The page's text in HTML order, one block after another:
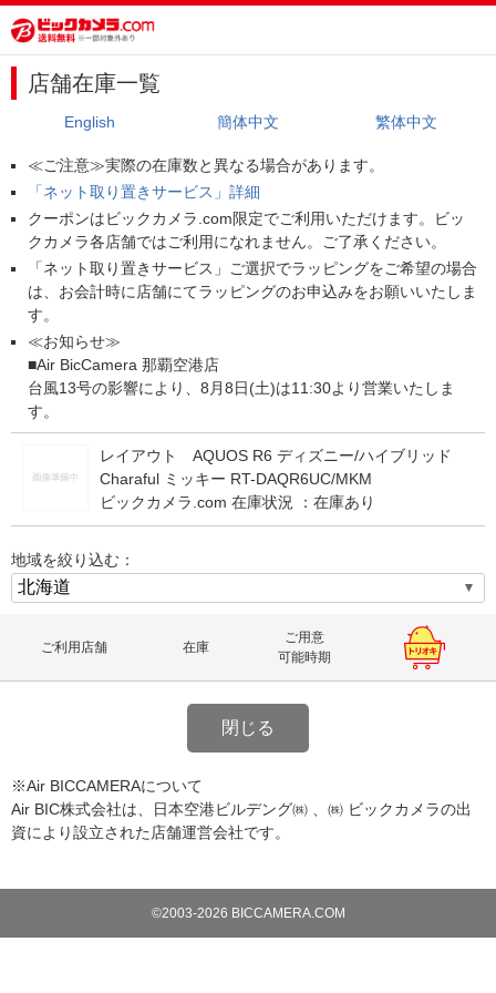
店舗在庫一覧
English 簡体中文 繁体中文
≪ご注意≫実際の在庫数と異なる場合があります。
「ネット取り置きサービス」詳細
クーポンはビックカメラ.com限定でご利用いただけます。ビッ
クカメラ各店舗ではご利用になれません。ご了承ください。
「ネット取り置きサービス」ご選択でラッピングをご希望の場合
は、お会計時に店舗にてラッピングのお申込みをお願いいたしま
す。
≪お知らせ≫
■Air BicCamera 那覇空港店
台風13号の影響により、8月8日(土)は11:30より営業いたしま
す。
レイアウト AQUOS R6 ディズニー/ハイブリッド
Charaful ミッキー RT-DAQR6UC/MKM
ビックカメラ.com 在庫状況 ： 在庫あり
地域を絞り込む：
ご利用店舗 在庫
ご用意
可能時期
閉じる
※Air BICCAMERAについて
Air BIC株式会社は、日本空港ビルデング㈱ 、㈱ ビックカメラの出
資により設立された店舗運営会社です。
©2003-2026 BICCAMERA.COM